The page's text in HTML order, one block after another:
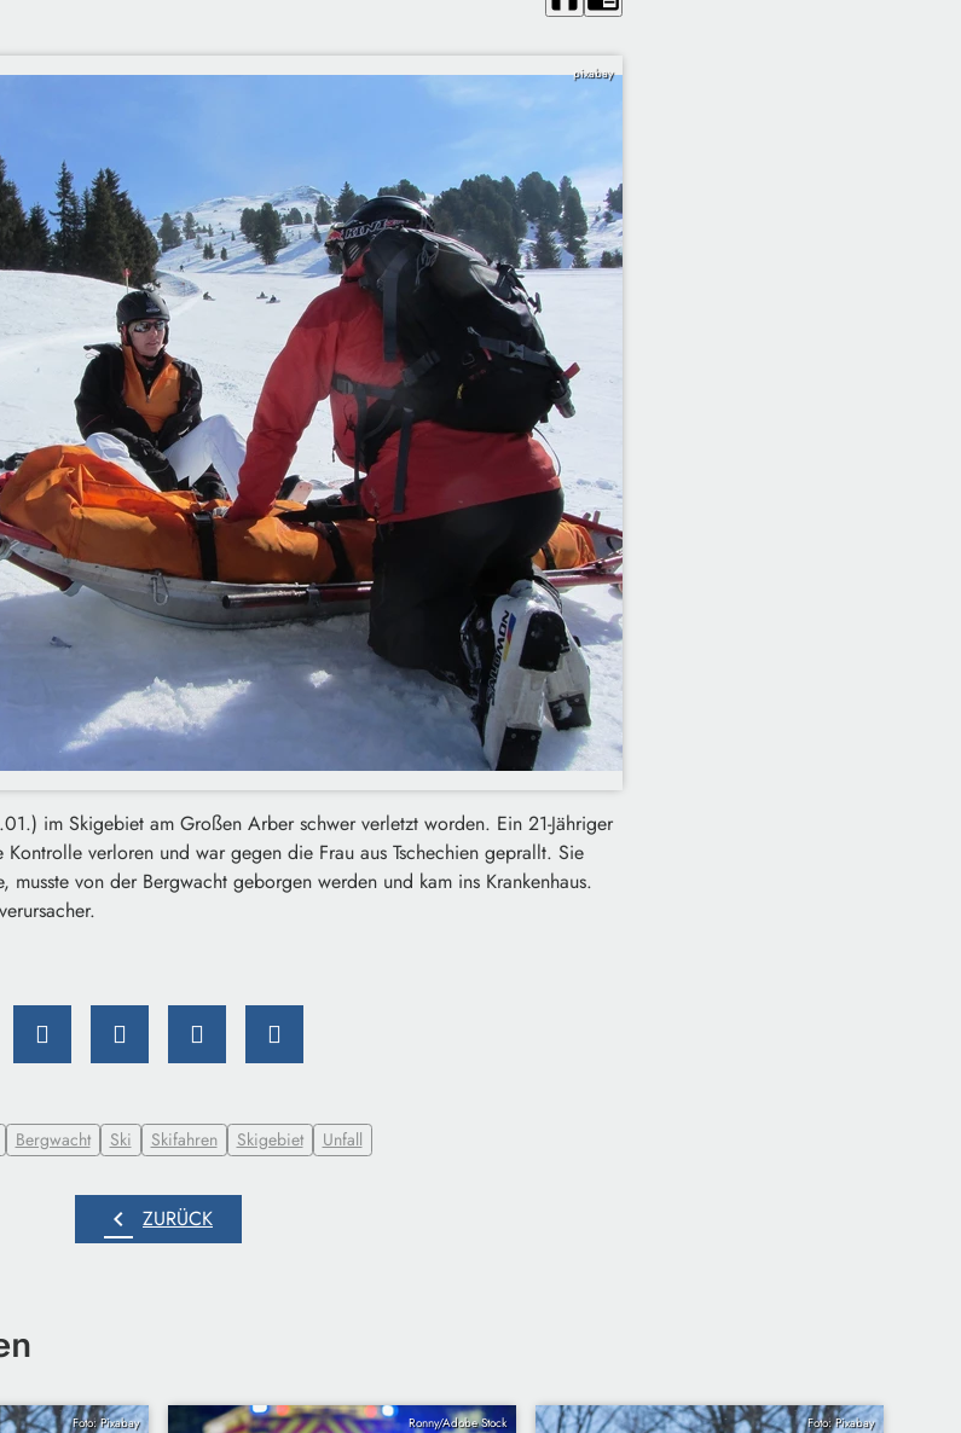
pixabay
im Skigebiet am Großen Arber schwer verletzt worden. Ein 21-Jähriger
verloren und war gegen die Frau aus Tschechien geprallt. Sie
musste von der Bergwacht geborgen werden und kam ins Krankenhaus.
Bergwacht Ski Skifahren Skigebiet Unfall
chevron_left ZURÜCK
Foto: Pixabay Ronny/Adobe Stock Foto: Pixabay